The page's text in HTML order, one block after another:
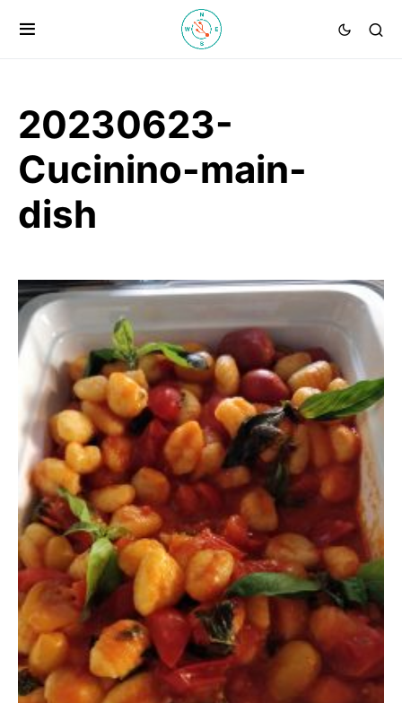
20230623-
Cucinino-main-
dish